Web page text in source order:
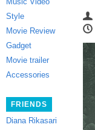
Style
Movie Review
Gadget
Movie trailer
Accessories
FRIENDS
Diana Rikasari